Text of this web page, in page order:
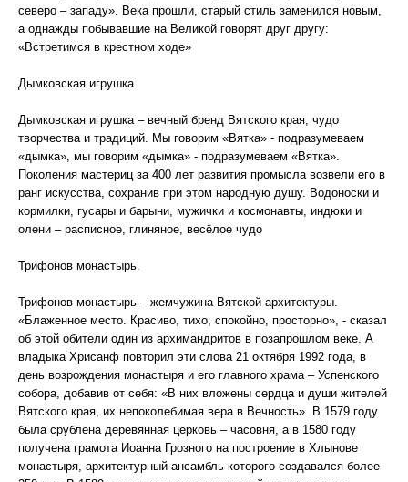
северо – западу». Века прошли, старый стиль заменился новым,
а однажды побывавшие на Великой говорят друг другу:
«Встретимся в крестном ходе»
Дымковская игрушка.
Дымковская игрушка – вечный бренд Вятского края, чудо
творчества и традиций. Мы говорим «Вятка» - подразумеваем
«дымка», мы говорим «дымка» - подразумеваем «Вятка».
Поколения мастериц за 400 лет развития промысла возвели его в
ранг искусства, сохранив при этом народную душу. Водоноски и
кормилки, гусары и барыни, мужички и космонавты, индюки и
олени – расписное, глиняное, весёлое чудо
Трифонов монастырь.
Трифонов монастырь – жемчужина Вятской архитектуры.
«Блаженное место. Красиво, тихо, спокойно, просторно», - сказал
об этой обители один из архимандритов в позапрошлом веке. А
владыка Хрисанф повторил эти слова 21 октября 1992 года, в
день возрождения монастыря и его главного храма – Успенского
собора, добавив от себя: «В них вложены сердца и души жителей
Вятского края, их непоколебимая вера в Вечность». В 1579 году
была срублена деревянная церковь – часовня, а в 1580 году
получена грамота Иоанна Грозного на построение в Хлынове
монастыря, архитектурный ансамбль которого создавался более